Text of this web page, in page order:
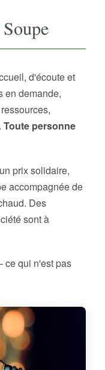
d'écoute et
en demande,
Toute personne
prix solidaire,
accompagnée de
Des
sont à
ce qui n'est pas